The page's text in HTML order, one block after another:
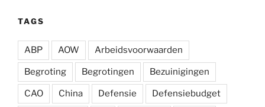
TAGS
ABP AOW Arbeidsvoorwaarden
Begroting Begrotingen Bezuinigingen
CAO China Defensie Defensiebudget